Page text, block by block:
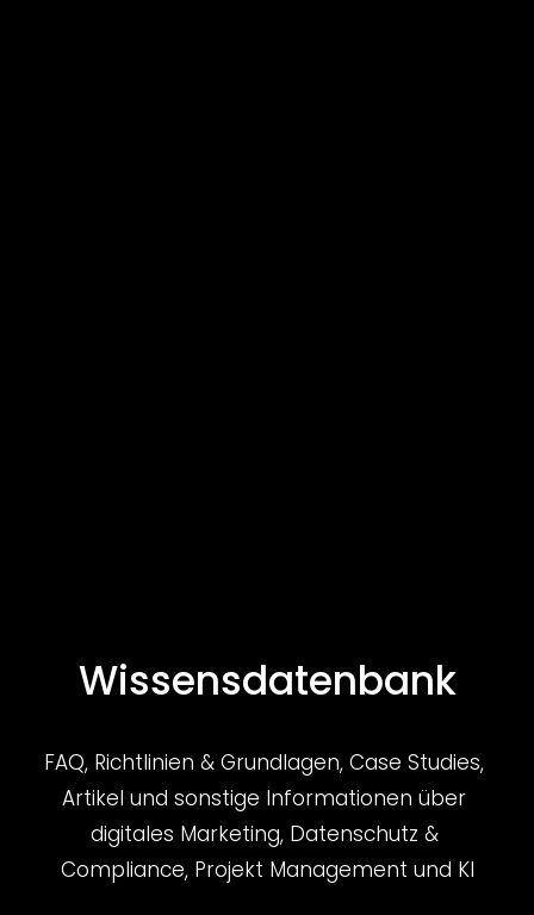
Wissensdatenbank
FAQ, Richtlinien & Grundlagen, Case Studies,
Artikel und sonstige Informationen über
digitales Marketing, Datenschutz &
Compliance, Projekt Management und KI